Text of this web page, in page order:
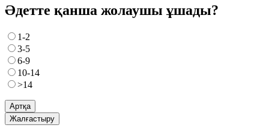
Әдетте қанша жолаушы ұшады?
1-2
3-5
6-9
10-14
>14
Артқа
Жалғастыру